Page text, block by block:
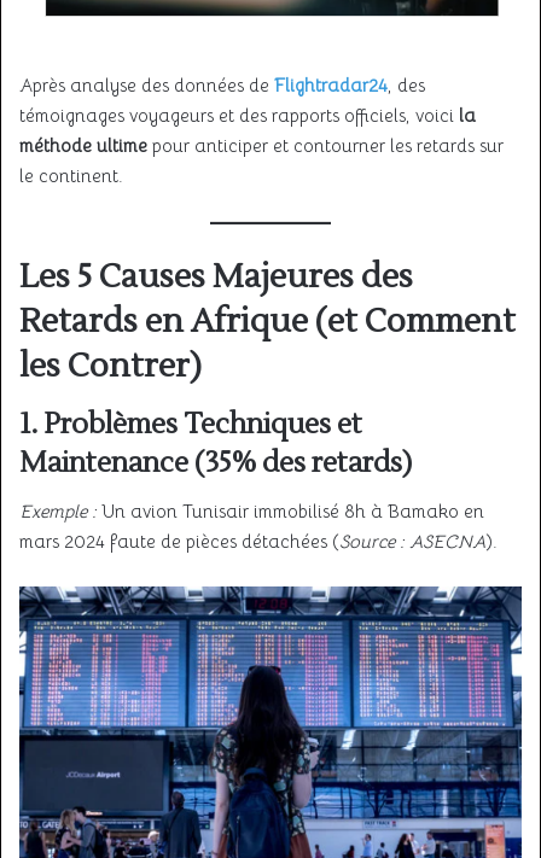
Après analyse des données de Flightradar24, des
témoignages voyageurs et des rapports officiels, voici la
méthode ultime pour anticiper et contourner les retards sur
le continent.
Les 5 Causes Majeures des
Retards en Afrique (et Comment
les Contrer)
1. Problèmes Techniques et
Maintenance (35% des retards)
Exemple : Un avion Tunisair immobilisé 8h à Bamako en
mars 2024 faute de pièces détachées (Source : ASECNA).